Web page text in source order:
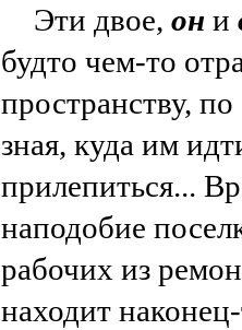
Эти двое, он и
будто чем-то
пространству,
зная, куда им
прилепиться...
наподобие
рабочих из
находит